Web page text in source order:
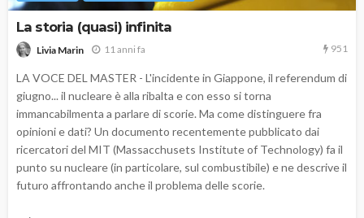
La storia (quasi) infinita
Livia Marin 11 anni fa 951
LA VOCE DEL MASTER - L'incidente in Giappone, il referendum di
giugno... il nucleare è alla ribalta e con esso si torna
immancabilmenta a parlare di scorie. Ma come distinguere fra
opinioni e dati? Un documento recentemente pubblicato dai
ricercatori del MIT (Massacchusets Institute of Technology) fa il
punto su nucleare (in particolare, sul combustibile) e ne descrive il
futuro affrontando anche il problema delle scorie.